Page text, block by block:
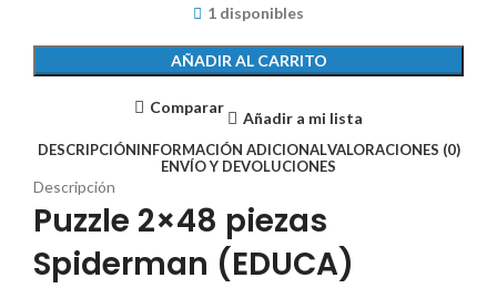
1 disponibles
AÑADIR AL CARRITO
Comparar
Añadir a mi lista
DESCRIPCIÓNINFORMACIÓN ADICIONALVALORACIONES (0)
ENVÍO Y DEVOLUCIONES
Descripción
Puzzle 2×48 piezas
Spiderman (EDUCA)